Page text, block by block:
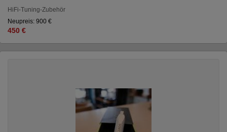
HiFi-Tuning-Zubehör
Neupreis: 900 €
450 €